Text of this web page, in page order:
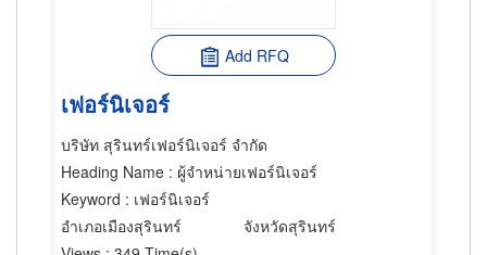
Add RFQ
เฟอร์นิเจอร์
บริษัท สุรินทร์เฟอร์นิเจอร์ จำกัด
Heading Name : ผู้จำหน่ายเฟอร์นิเจอร์
Keyword : เฟอร์นิเจอร์
อำเภอเมืองสุรินทร์
จังหวัดสุรินทร์